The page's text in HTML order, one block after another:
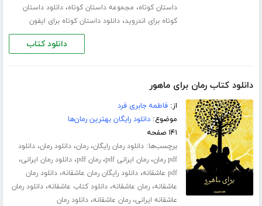
داستان کوتاه، مجموعه داستان کوتاه،دانلود داستان
کوتاه برای اندروید،دانلود داستان کوتاه برای ایفون
دانلود کتاب
دانلود کتاب رمان برای ماهور
از:فاطمه جابری فرد
موضوع:دانلود رایگان بهترین رمان‌ها
۱۴۱ صفحه
برچسب‌ها:دانلود رمان رایگان،رمان،دانلود رمان،دانلود
pdf رمان
،رمان ایرانی pdf ،رمان pdf ،دانلود رمان ایرانی،
pdf عاشقانه ،دانلود رایگان رمان عاشقانه،دانلود رمان
عاشقانه،رمان عاشقانه،دانلود کتاب عاشقانه،دانلود رمان
عاشقانه ایرانی،رمان عاشقانه،دانلود رمان